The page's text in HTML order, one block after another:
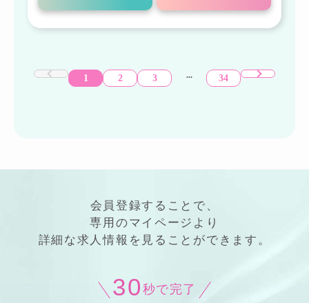
1 2 3 ... 34
会員登録することで、
専用のマイページ より
詳細 な求人情報 を見ることができます。
30 秒で完了